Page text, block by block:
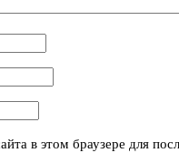
в этом браузере для